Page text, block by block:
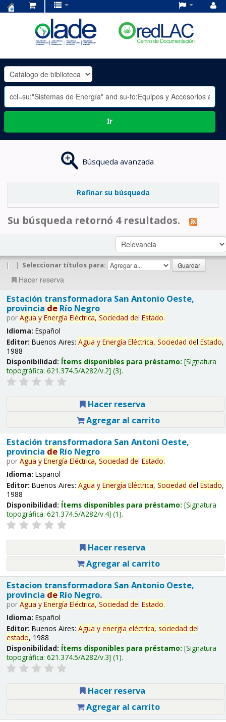
OLADE
-
Ir
Búsqueda avanzada
Refinar su búsqueda
Su búsqueda retornó 4 resultados.
| | Seleccionar títulos para:
Hacer reserva
Estación transformadora San Antonio Oeste,
provincia deRío Negro
por Agua y Energía Eléctrica, Sociedad del Estado.
Idioma: Español
Editor: Buenos Aires: Agua y Energía Eléctrica, Sociedad del Estado,
1988
Disponibilidad: Ítems disponibles para préstamo: Signatura
topográfica: 621.374.5/A282/v.2 (3).
Hacer reserva
Agregar al carrito
Estación transformadora San Antoni Oeste,
provincia deRío Negro
por Agua y Energía Eléctrica, Sociedad del Estado.
Idioma: Español
Editor: Buenos Aires: Agua y Energía Eléctrica, Sociedad del Estado,
1988
Disponibilidad: Ítems disponibles para préstamo: Signatura
topográfica: 621.374.5/A282/v.4 (1).
Hacer reserva
Agregar al carrito
Estacion transformadora San Antonio Oeste,
provincia deRío Negro.
por Agua y Energía Eléctrica, Sociedad del Estado.
Idioma: Español
Editor: Buenos Aires: Agua y energía eléctrica, sociedad del
estado, 1988
Disponibilidad: Ítems disponibles para préstamo: Signatura
topográfica: 621.374.5/A282/v.3 (1).
Hacer reserva
Agregar al carrito